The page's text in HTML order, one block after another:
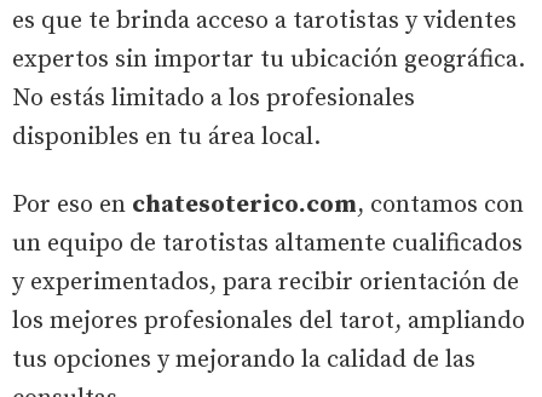
es que te brinda acceso a tarotistas y videntes
expertos sin importar tu ubicación geográfica.
No estás limitado a los profesionales
disponibles en tu área local.
Por eso en chatesoterico.com, contamos con
un equipo de tarotistas altamente cualificados
y experimentados, para recibir orientación de
los mejores profesionales del tarot, ampliando
tus opciones y mejorando la calidad de las